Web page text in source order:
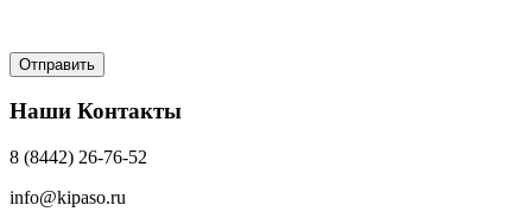
Наши Контакты
8 (8442) 26-76-52
info@kipaso.ru